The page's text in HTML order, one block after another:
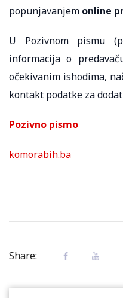
popunjavanjem online
U Pozivnom pismu
informacija o
očekivanim ishodima,
kontakt podatke za
Pozivno pismo
komorabih.ba
Share: